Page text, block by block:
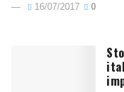
16/07/2017 0